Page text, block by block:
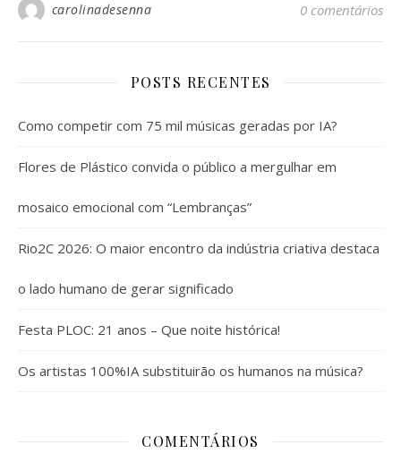
carolinadesenna 0 comentários
POSTS RECENTES
Como competir com 75 mil músicas geradas por IA?
Flores de Plástico convida o público a mergulhar em
mosaico emocional com “Lembranças”
Rio2C 2026: O maior encontro da indústria criativa destaca
o lado humano de gerar significado
Festa PLOC: 21 anos – Que noite histórica!
Os artistas 100%IA substituirão os humanos na música?
COMENTÁRIOS